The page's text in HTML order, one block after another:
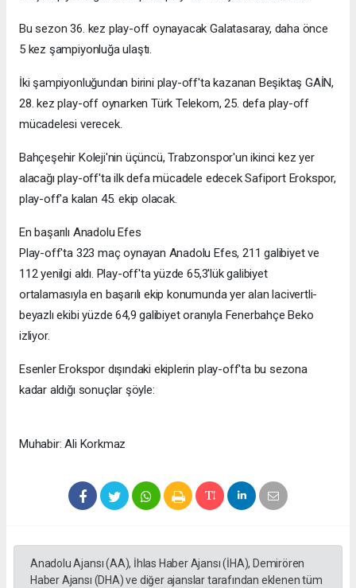
Bu sezon 36. kez play-off oynayacak Galatasaray, daha önce
5 kez şampiyonluğa ulaştı.
İki şampiyonluğundan birini play-off'ta kazanan Beşiktaş GAİN,
28. kez play-off oynarken Türk Telekom, 25. defa play-off
mücadelesi verecek.
Bahçeşehir Koleji'nin üçüncü, Trabzonspor'un ikinci kez yer
alacağı play-off'ta ilk defa mücadele edecek Safiport Erokspor,
play-off'a kalan 45. ekip olacak.
En başarılı Anadolu Efes
Play-off'ta 323 maç oynayan Anadolu Efes, 211 galibiyet ve
112 yenilgi aldı. Play-off'ta yüzde 65,3'lük galibiyet
ortalamasıyla en başarılı ekip konumunda yer alan lacivertli-
beyazlı ekibi yüzde 64,9 galibiyet oranıyla Fenerbahçe Beko
izliyor.
Esenler Erokspor dışındaki ekiplerin play-off'ta bu sezona
kadar aldığı sonuçlar şöyle:
Muhabir: Ali Korkmaz
Anadolu Ajansı (AA), İhlas Haber Ajansı (İHA), Demirören
Haber Ajansı (DHA) ve diğer ajanslar tarafından eklenen tüm